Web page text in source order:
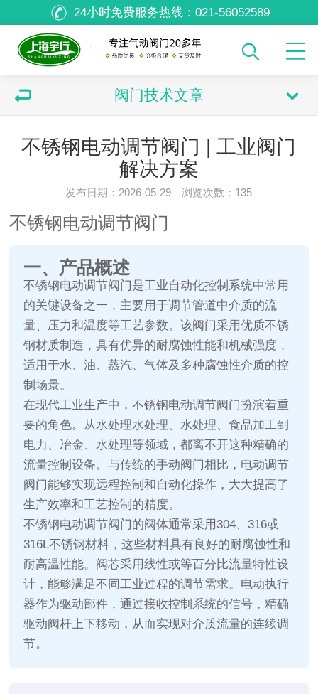
24小时免费服务热线： 021-56052589
阀门技术文章
不锈钢电动调节阀门 | 工业阀门
解决方案
发布日期：2026-05-29 浏览次数： 135
不锈钢电动调节阀门
一、产品概述
不锈钢电动调节阀门是工业自动化控制系统中常用
的关键设备之一，主要用于调节管道中介质的流
量、压力和温度等工艺参数。该阀门采用优质不锈
钢材质制造，具有优异的耐腐蚀性能和机械强度，
适用于水、油、蒸汽、气体及多种腐蚀性介质的控
制场景。
在现代工业生产中，不锈钢电动调节阀门扮演着重
要的角色。从水处理水处理、水处理、食品加工到
电力、冶金、水处理等领域，都离不开这种精确的
流量控制设备。与传统的手动阀门相比，电动调节
阀门能够实现远程控制和自动化操作，大大提高了
生产效率和工艺控制的精度。
不锈钢电动调节阀门的阀体通常采用304、316或
316L不锈钢材料，这些材料具有良好的耐腐蚀性和
耐高温性能。阀芯采用线性或等百分比流量特性设
计，能够满足不同工业过程的调节需求。电动执行
器作为驱动部件，通过接收控制系统的信号，精确
驱动阀杆上下移动，从而实现对介质流量的连续调
节。